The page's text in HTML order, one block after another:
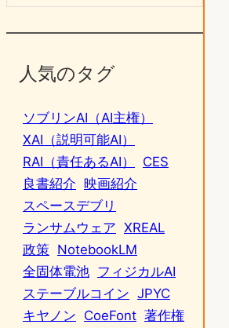
人気のタグ
ソブリンAI（AI主権）
XAI（説明可能AI）
RAI（責任あるAI）
CES
良書紹介 映画紹介
スペースデブリ
ランサムウェア XREAL
政策 NotebookLM
全固体電池 フィジカルAI
ステーブルコイン JPYC
キヤノン CoeFont 著作権